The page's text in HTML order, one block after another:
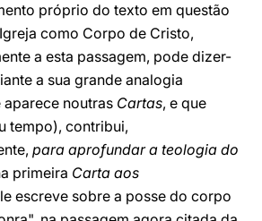
próprio do texto em questão
como Corpo de Cristo,
a esta passagem, pode dizer-
a sua grande analogia
noutras Cartas, e que
tempo), contribui,
para aprofundar a teologia do
primeira Carta aos
escreve sobre a posse do corpo